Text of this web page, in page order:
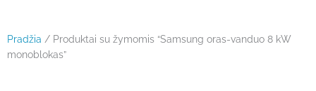
Pradžia / Produktai su žymomis “Samsung oras-vanduo 8 kW
monoblokas”